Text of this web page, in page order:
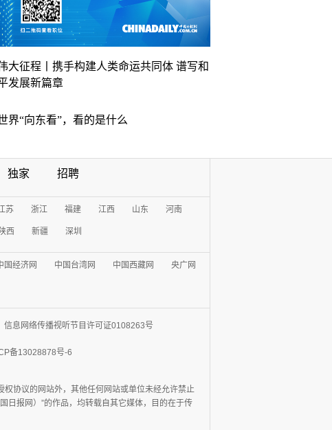
大征程丨携手构建人类命运共同体 谱写和
发展新篇章
界“向东看”，看的是什么
独家 招聘
苏 浙江 福建 江西 山东 河南
陕西 新疆 深圳
国经济网 中国台湾网 中国西藏网 央广网
信息网络传播视听节目许可证0108263号
备13028878号-6
权协议的网站外，其他任何网站或单位未经允许禁止
日报网）”的作品，均转载自其它媒体，目的在于传